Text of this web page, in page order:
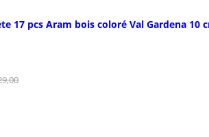
17 pcs Aram bois coloré Val Gardena 10